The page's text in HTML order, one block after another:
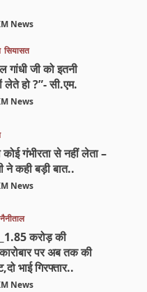
News
सियासत
गांधी जी को इतनी
लेते हो ?”- सी.एम.
News
कोई गंभीरता से नहीं लेता –
ने कही बड़ी बात..
News
नैनीताल
करोड़ की
पर अब तक की
भाई गिरफ्तार..
News